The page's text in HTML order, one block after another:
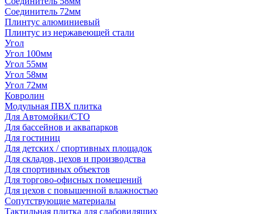
Соединитель 72мм
Плинтус алюминиевый
Плинтус из нержавеющей стали
Угол
Угол 100мм
Угол 55мм
Угол 58мм
Угол 72мм
Ковролин
Модульная ПВХ плитка
Для Автомойки/СТО
Для бассейнов и аквапарков
Для гостиниц
Для детских / спортивных площадок
Для складов, цехов и производства
Для спортивных объектов
Для торгово-офисных помещений
Для цехов с повышенной влажностью
Сопутствующие материалы
Тактильная плитка для слабовидящих